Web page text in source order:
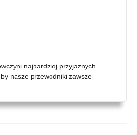
najbardziej przyjaznych
nasze przewodniki zawsze